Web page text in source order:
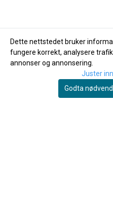
Cort
Cort MR710F NAT
Westerngitar med
Dette nettstedet bruker
fungere korrekt, analysere
annonser og annonsering.
Juster
Godta